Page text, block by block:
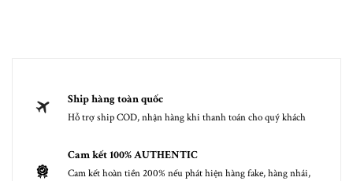
Ship hàng toàn quốc
Hỗ trợ ship COD, nhận hàng khi thanh toán cho quý khách
Cam kết 100% AUTHENTIC
Cam kết hoàn tiền 200% nếu phát hiện hàng fake, hàng nhái,